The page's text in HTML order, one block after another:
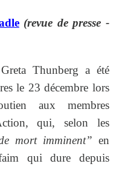
(revue de presse -
Thunberg a été
le 23 décembre lors
aux membres
qui, selon les
mort imminent” en
qui dure depuis